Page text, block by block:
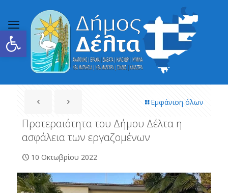
Ανοίξτε τη γραμμή εργαλείων
Εμφάνιση όλων
Προτεραιότητα του Δήμου Δέλτα η
ασφάλεια των εργαζομένων
10 Οκτωβρίου 2022